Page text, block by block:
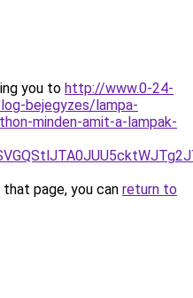
you to http://www.0-24-
bejegyzes/lampa-
minden-amit-a-lampak-
page, you can return to